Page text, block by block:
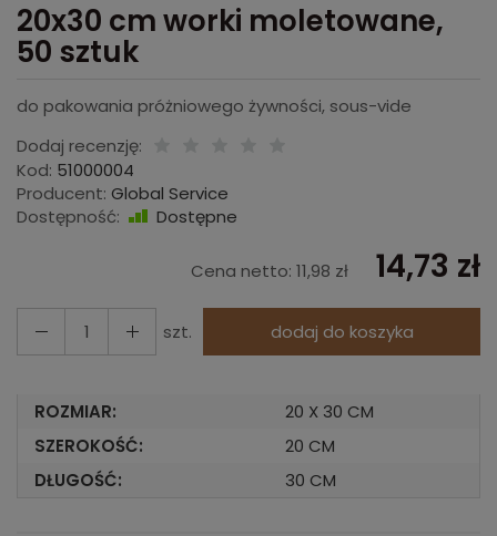
20x30 cm worki moletowane,
50 sztuk
do pakowania próżniowego żywności, sous-vide
Dodaj recenzję:
Kod: 51000004
Producent: Global Service
Dostępność:
Dostępne
Cena netto: 11,98 zł 14,73 zł
szt. dodaj do koszyka
ROZMIAR:
20 X 30 CM
SZEROKOŚĆ:
20 CM
DŁUGOŚĆ:
30 CM